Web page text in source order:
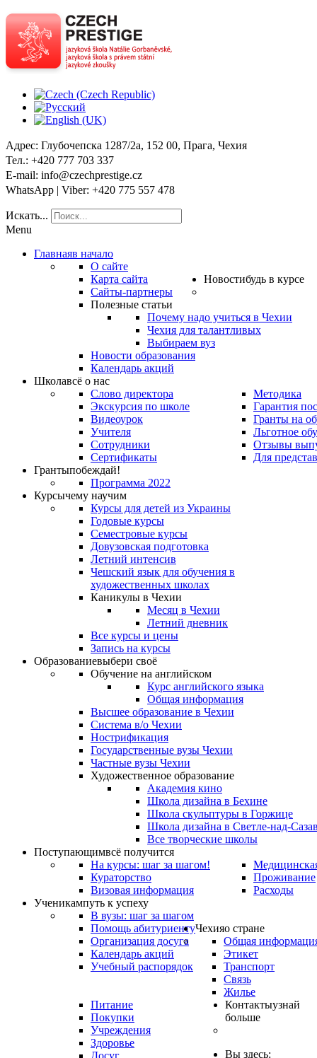
Адрес: Глубочепска 1287/2a, 152 00, Прага, Чехия
Тел.: +420 777 703 337
E-mail: info@czechprestige.cz
WhatsApp | Viber: +420 775 557 478
Искать...
Menu
Главнаяв начало
О сайте
Карта сайта
Сайты-партнеры
Новостибудь в курсе
Полезные статьи
Почему надо учиться в Чехии
Чехия для талантливых
Выбираем вуз
Новости образования
Календарь акций
Школавсё о нас
Слово директора
Экскурсия по школе
Видеоурок
Учителя
Сотрудники
Сертификаты
Методика
Гарантия
Гранты на
Льготное
Отзывы
Для
Грантыпобеждай!
Программа 2022
Курсычему научим
Курсы для детей из Украины
Годовые курсы
Семестровые курсы
Довузовская подготовка
Летний интенсив
Чешский язык для обучения в
художественных школах
Каникулы в Чехии
Месяц в Чехии
Летний дневник
Все курсы и цены
Запись на курсы
Образованиевыбери своё
Обучение на английском
Курс английского языка
Общая информация
Высшее образование в Чехии
Система в/о Чехии
Нострификация
Государственные вузы Чехии
Частные вузы Чехии
Художественное образование
Академия кино
Школа дизайна в Бехине
Школа скульптуры в Горжице
Школа дизайна в Светле-над-
Все творческие школы
Поступающимвсё получится
На курсы: шаг за шагом!
Кураторство
Визовая информация
Проживание
Расходы
Ученикампуть к успеху
В вузы: шаг за шагом
Помощь абитуриенту
Организация досуга
Календарь акций
Учебный распорядок
Чехияо стране
Общая
Этикет
Транспорт
Связь
Жилье
Питание
Покупки
Учреждения
Здоровье
Досуг
Контактыузнай
больше
Вы здесь: